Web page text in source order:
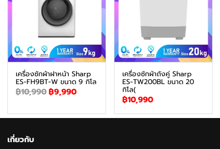
เครื่องซักผ้าฝาหน้า Sharp
ES-FH9BT-W ขนาด 9 กิโล
฿10,990฿9,990
เครื่องซักผ้าถังคู่ Sharp
ES-TW200BL ขนาด 20
กิโล(
฿10,990
เกี่ยวกับ